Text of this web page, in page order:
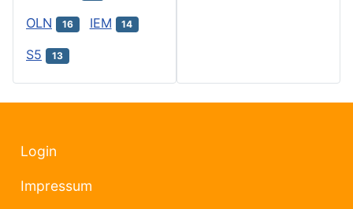
OLN 16 IEM 14
S5 13
Login
Impressum